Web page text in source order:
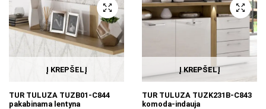
Į KREPŠELĮ
TUR TULUZA TUZB01-C844
pakabinama lentyna
Į KREPŠELĮ
TUR TULUZA TUZK231B-C843
komoda-indauja